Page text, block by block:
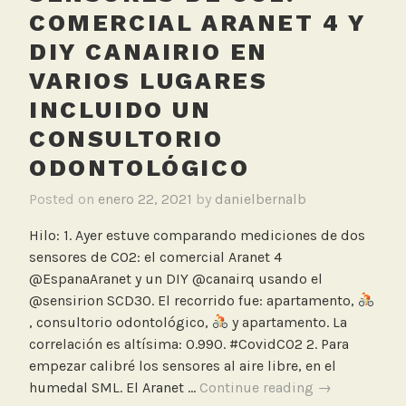
o
s
p
a
r
t
i
c
u
a
r
e
s
COMERCIAL ARANET 4 Y
DIY CANAIRIO EN
VARIOS LUGARES
INCLUIDO UN
CONSULTORIO
ODONTOLÓGICO
Posted on enero 22, 2021 by danielbernalb
Hilo: 1. Ayer estuve comparando mediciones de dos
sensores de CO2: el comercial Aranet 4
@EspanaAranet y un DIY @canairq usando el
@sensirion SCD30. El recorrido fue: apartamento,
, consultorio odontológico,
y apartamento. La
correlación es altísima: 0.990. #CovidCO2 2. Para
empezar calibré los sensores al aire libre, en el
humedal SML. El Aranet … Continue reading Comparación
→